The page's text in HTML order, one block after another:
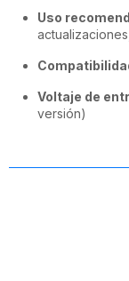
Uso
Voltaje de
versión)